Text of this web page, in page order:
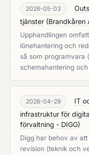
2026-05-03
tjänster (Brandkåren
Upphandlingen
lönehantering och
så som programvara
schemahantering
2026-04-29
IT
infrastruktur för
förvaltning - DIGG)
Digg har behov av
revision (teknik och